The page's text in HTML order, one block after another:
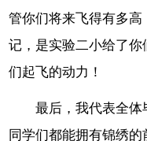
管你们将来飞得有多
记，是实验二小给了
们起飞的动力！
最后，我代表全体
同学们都能拥有锦绣